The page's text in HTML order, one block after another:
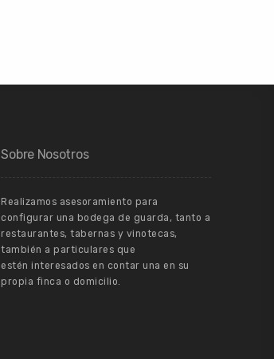
Sobre Nosotros
Realizamos asesoramiento para
configurar una bodega de guarda, tanto a
restaurantes, tabernas y vinotecas,
también a particulares que
estén interesados en contar una en su
propia finca o domicilio.